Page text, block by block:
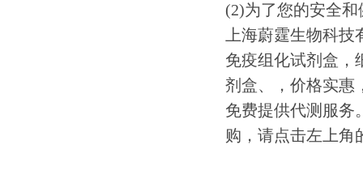
(2)为了您的安全
上海蔚霆生物科
免疫组化试剂盒，
剂盒、，价格实惠
免费提供代测服务
购，请点击左上角